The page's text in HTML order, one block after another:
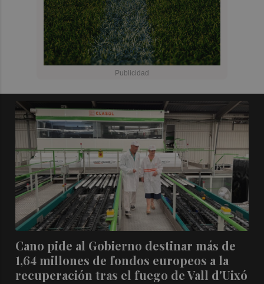
Cano pide al Gobierno destinar más de
1,64 millones de fondos europeos a la
recuperación tras el fuego de Vall d'Uixó